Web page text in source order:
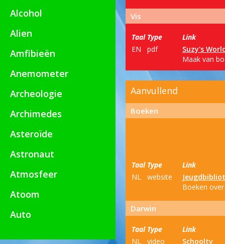
Alcohol
Alien
Amfibieën
Anemometer
Archeologie
Archimedes
Asteroïde
Astronaut
Atmosfeer
Atoom
Auto
Vis
Taal Type
Link
EN
pdf
Suzy's
Maak van
Aanvullend
Boeken
Taal Type
Link
NL
website
Boeken
Darwin
Taal Type
Link
NL
video
Schooltv